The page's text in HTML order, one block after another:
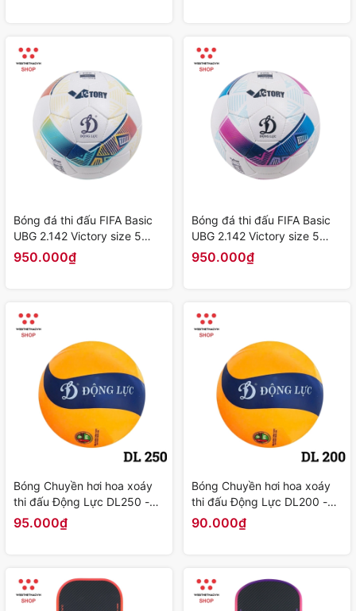
Bóng đá thi đấu FIFA Basic
UBG 2.142 Victory size 5
màu "Vàng" DL-UBG-2.142-
02 - Hàng Chính Hãng
950.000₫
Bóng đá thi đấu FIFA Basic
UBG 2.142 Victory size 5
màu "Xanh" DL-UBG-2.142-
01 - Hàng Chính Hãng
950.000₫
Bóng Chuyền hơi hoa xoáy
thi đấu Động Lực DL250 -
Hàng Chính Hãng
95.000₫
Bóng Chuyền hơi hoa xoáy
thi đấu Động Lực DL200 -
Hàng Chính Hãng
90.000₫